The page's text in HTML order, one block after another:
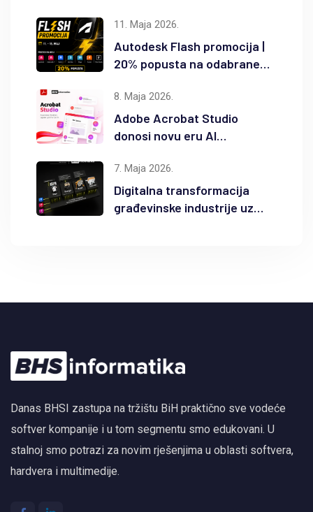
11. Maja 2026.
Autodesk Flash promocija |
20% popusta na odabrane
8. Maja 2026.
Adobe Acrobat Studio
donosi novu eru AI
7. Maja 2026.
Digitalna transformacija
građevinske industrije uz
Danas BHSI zastupa na tržištu BiH praktično sve vodeće
softver kompanije i u tom segmentu smo edukovani. U
stalnoj smo potrazi za novim rješenjima u oblasti softvera,
hardvera i multimedije.